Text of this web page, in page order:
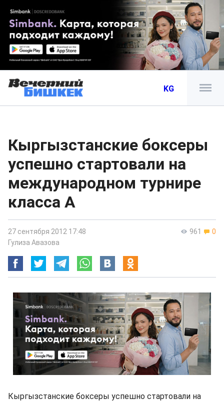
KG
Кыргызстанские боксеры
успешно стартовали на
международном турнире
класса А
961 0
27 сентября 2012 17:48
Гулиза Авазова
Кыргызстанские боксеры успешно стартовали на